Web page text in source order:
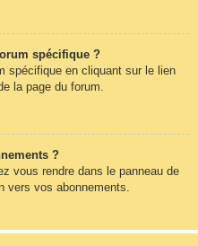
spécifique ?
spécifique en cliquant sur le lien
la page du forum.
?
vous rendre dans le panneau de
vers vos abonnements.